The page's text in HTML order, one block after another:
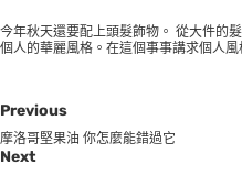
今年秋天還要配上頭髮飾物。 從大件的
個人的華麗風格。在這個事事講求個人
Previous
摩洛哥堅果油 你怎麼能錯過它
Next